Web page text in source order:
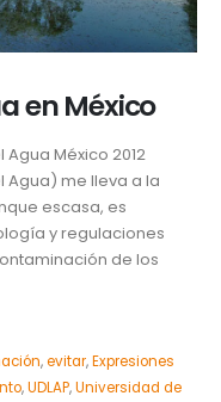
en México
México 2012
Agua) me lleva a la
escasa, es
y regulaciones
de los
,evitar,Expresiones
,UDLAP,Universidad de